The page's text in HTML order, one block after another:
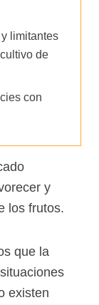
limitantes
de
con
y
los frutos.
que la
existen